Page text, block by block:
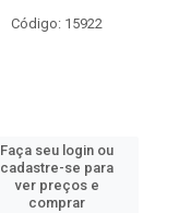
Código: 15922
Faça seu login ou
cadastre-se para
ver preços e
comprar